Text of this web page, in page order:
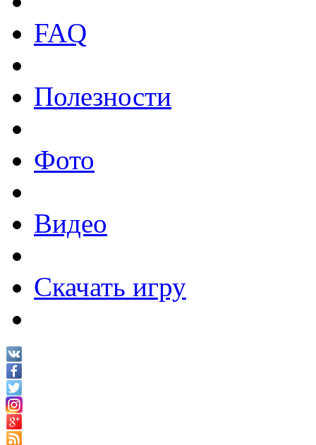
FAQ
Полезности
Фото
Видео
Скачать игру